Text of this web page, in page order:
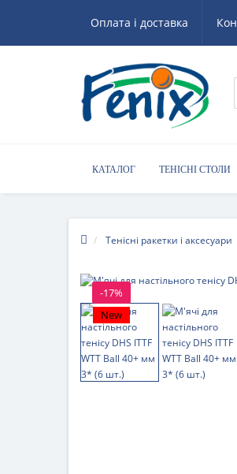
Оплата і доставка
КАТАЛОГ ТЕНІСНІ СТОЛИ
КОРИСНІ ПОРАДИ
Тенісні ракетки і аксесуари
-17%
New